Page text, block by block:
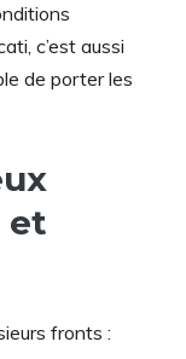
c’est aussi
de porter les
et
fronts :